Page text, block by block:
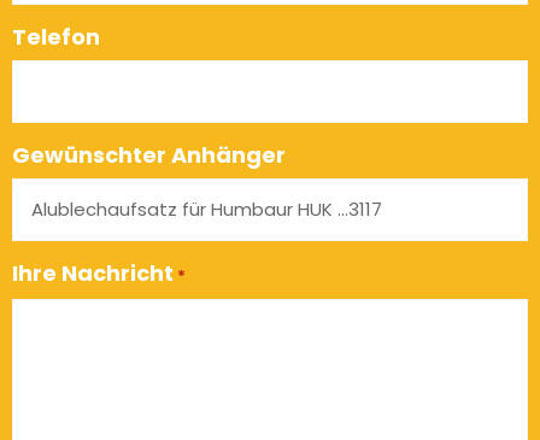
Telefon
Gewünschter Anhänger
Ihre Nachricht *